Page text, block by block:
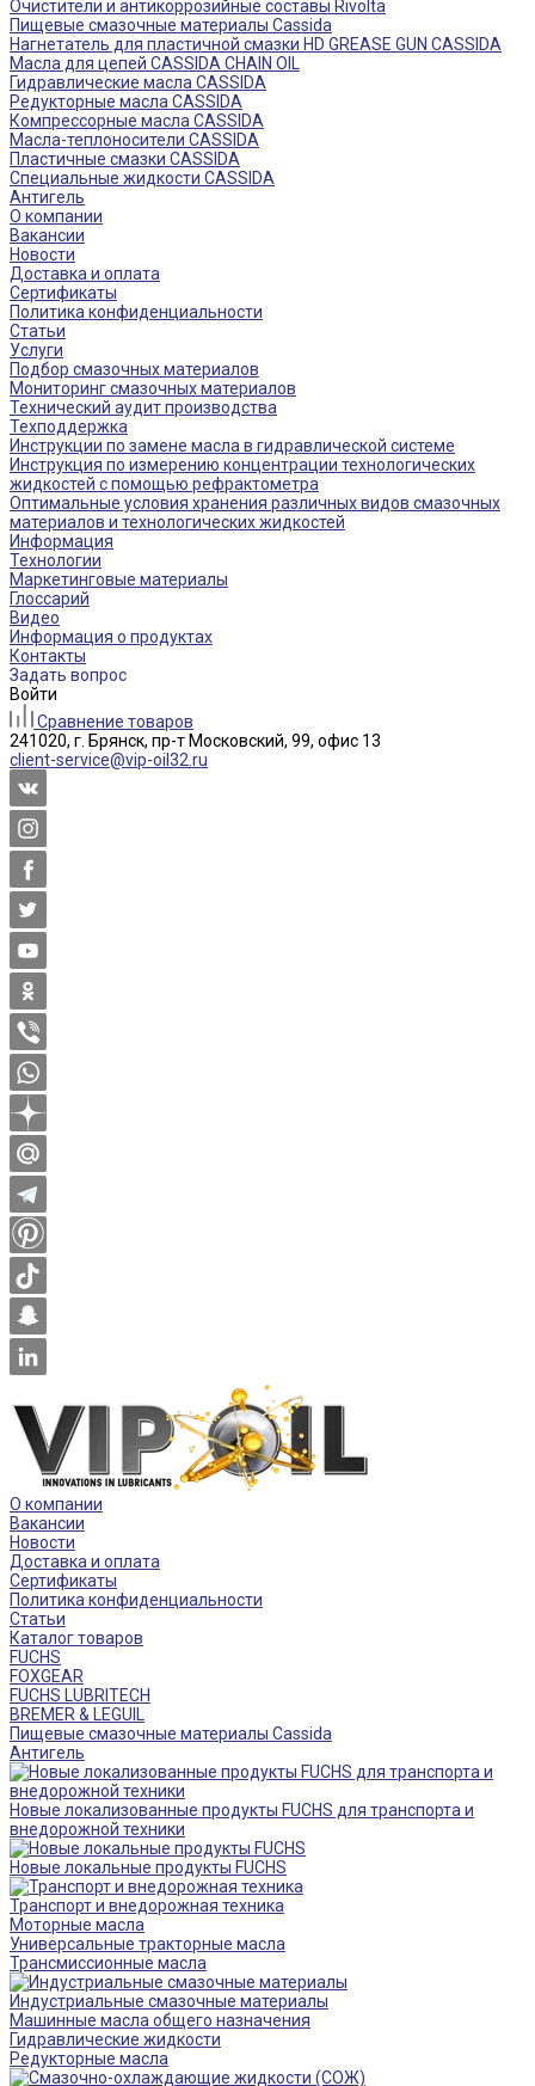
Очистители и антикоррозийные составы Rivolta
Пищевые смазочные материалы Cassida
Нагнетатель для пластичной смазки HD GREASE GUN CASSIDA
Масла для цепей CASSIDA CHAIN OIL
Гидравлические масла CASSIDA
Редукторные масла CASSIDA
Компрессорные масла CASSIDA
Масла-теплоносители CASSIDA
Пластичные смазки CASSIDA
Специальные жидкости CASSIDA
Антигель
О компании
Вакансии
Новости
Доставка и оплата
Сертификаты
Политика конфиденциальности
Статьи
Услуги
Подбор смазочных материалов
Мониторинг смазочных материалов
Технический аудит производства
Техподдержка
Инструкции по замене масла в гидравлической системе
Инструкция по измерению концентрации технологических
жидкостей с помощью рефрактометра
Оптимальные условия хранения различных видов смазочных
материалов и технологических жидкостей
Информация
Технологии
Маркетинговые материалы
Глоссарий
Видео
Информация о продуктах
Контакты
Задать вопрос
Войти
Сравнение товаров
241020, г. Брянск, пр-т Московский, 99, офис 13
client-service@vip-oil32.ru
О компании
Вакансии
Новости
Доставка и оплата
Сертификаты
Политика конфиденциальности
Статьи
Каталог товаров
FUCHS
FOXGEAR
FUCHS LUBRITECH
BREMER & LEGUIL
Пищевые смазочные материалы Cassida
Антигель
Новые локализованные продукты FUCHS для транспорта и
внедорожной техники
Новые локальные продукты FUCHS
Транспорт и внедорожная техника
Моторные масла
Универсальные тракторные масла
Трансмиссионные масла
Индустриальные смазочные материалы
Машинные масла общего назначения
Гидравлические жидкости
Редукторные масла